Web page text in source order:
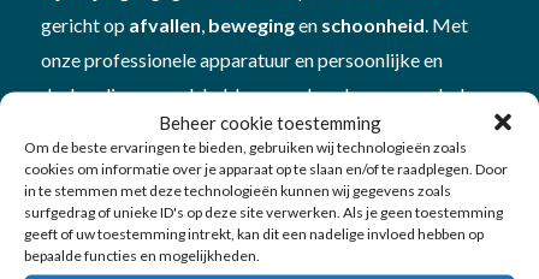
Beheer cookie toestemming
Om de beste ervaringen te bieden, gebruiken wij technologieën zoals
cookies om informatie over je apparaat op te slaan en/of te raadplegen. Door
in te stemmen met deze technologieën kunnen wij gegevens zoals
surfgedrag of unieke ID's op deze site verwerken. Als je geen toestemming
geeft of uw toestemming intrekt, kan dit een nadelige invloed hebben op
bepaalde functies en mogelijkheden.
gericht op afvallen bewegingen schoonheid . Met
onze professionele apparatuur en persoonlijke en
deskundige aanpak hebben we al veel mensen geholpen
om beter in hun vel te komen én te blijven. Plan
eenvitamine- en mineralencheckbij ons om te kijken
hoe je inbalansbent